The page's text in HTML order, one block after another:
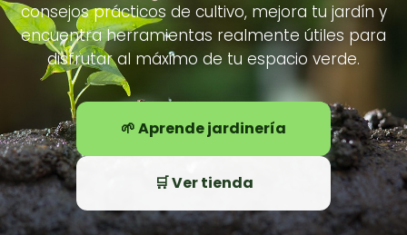
consejos prácticos de cultivo, mejora tu jardín y
encuentra herramientas realmente útiles para
disfrutar al máximo de tu espacio verde.
🌱 Aprende jardinería
🛒 Ver tienda